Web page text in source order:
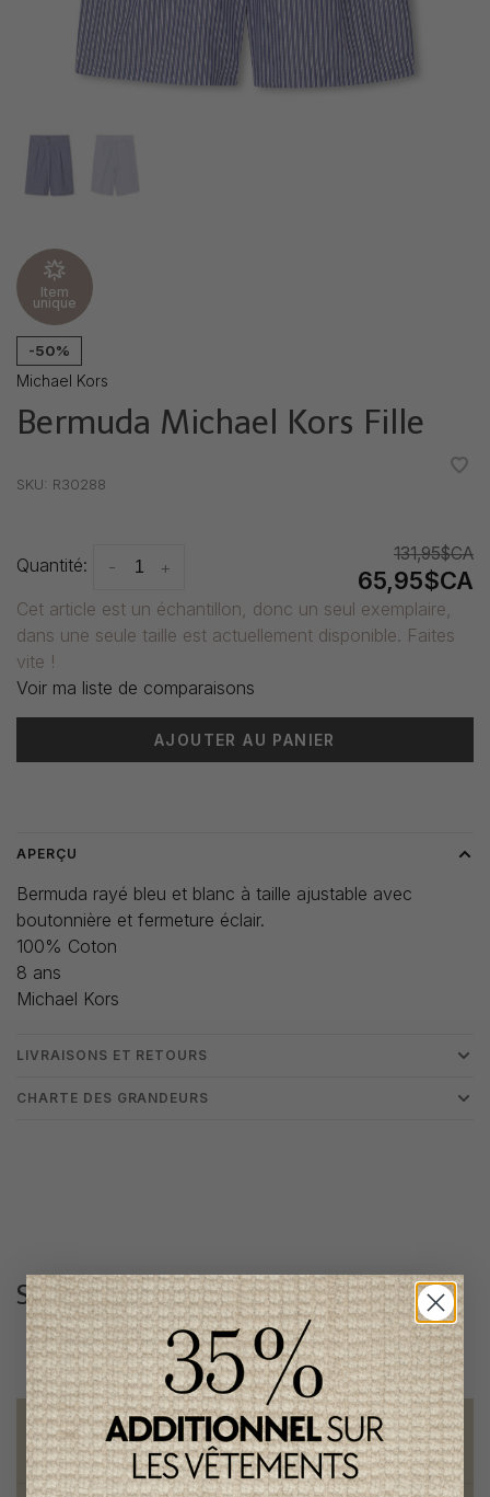
Item
unique
-50%
Michael Kors
Bermuda Michael Kors Fille
SKU: R30288
Quantité: +
-
131,95$CA
65,95$CA
Cet article est un échantillon, donc un seul exemplaire,
dans une seule taille est actuellement disponible. Faites
vite !
Voir ma liste de comparaisons
AJOUTER AU PANIER
APERÇU
Bermuda rayé bleu et blanc à taille ajustable avec
boutonnière et fermeture éclair.
100% Coton
8 ans
Michael Kors
LIVRAISONS ET RETOURS
CHARTE DES GRANDEURS
Suivez-nous@lenfantillon
Livraison gratuite
sur toute commande de 100 $ et plus